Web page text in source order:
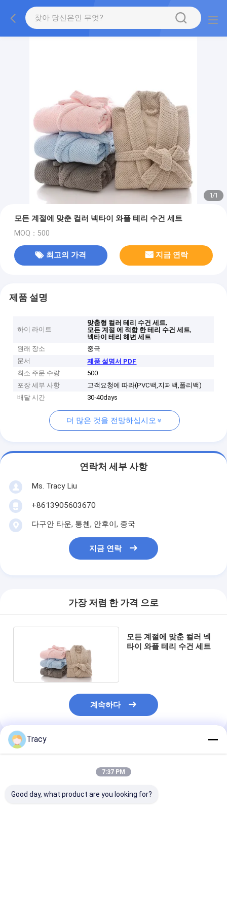
1/1
모든 계절에 맞춘 컬러 넥타이 와플 테리 수건 세트
MOQ：500
최고의 가격 지금 연락
제품 설명
하이 라이트
맞춤형 컬러 테리 수건 세트,
모든 계절 에 적합 한 테리 수건 세트,
넥타이 테리 해변 세트
원래 장소
중국
문서
제품 설명서 PDF
최소 주문 수량
500
포장 세부 사항
고객요청에 따라(PVC백,지퍼백,폴리백)
배달 시간
30-40days
더 많은 것을 전망하십시오
연락처 세부 사항
Ms. Tracy Liu
+8613905603670
다구안 타운, 퉁첸, 안후이, 중국
지금 연락
가장 저렴 한 가격 으로
모든 계절에 맞춘 컬러 넥
타이 와플 테리 수건 세트
계속하다
추천된 제품
Tracy
7:37 PM
Good day, what product are you looking for?